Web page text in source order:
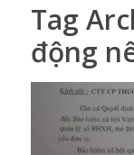
Tag
động